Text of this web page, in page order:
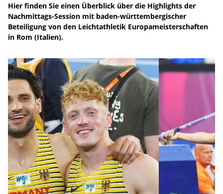
Hier finden Sie einen Überblick über die Highlights der
Nachmittags-Session mit baden-württembergischer
Beteiligung von den Leichtathletik Europameisterschaften
in Rom (Italien).